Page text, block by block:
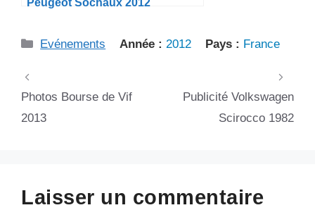
Catégories
Evénements Année : 2012 Pays : France
Photos Bourse de Vif
2013
Publicité Volkswagen
Scirocco 1982
Laisser un commentaire